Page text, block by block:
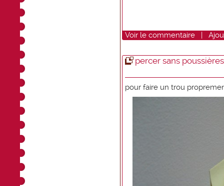
Voir le commentaire |
percer sans poussières
pour faire un trou